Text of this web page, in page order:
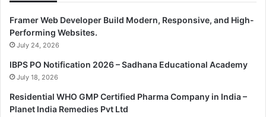
Framer Web Developer Build Modern, Responsive, and High-
Performing Websites.
July 24, 2026
IBPS PO Notification 2026 – Sadhana Educational Academy
July 18, 2026
Residential WHO GMP Certified Pharma Company in India –
Planet India Remedies Pvt Ltd